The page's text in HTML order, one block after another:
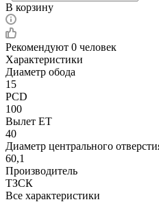
В корзину
Рекомендуют 0 человек
Характеристики
Диаметр обода
15
PCD
100
Вылет ET
40
Диаметр центрального
60,1
Производитель
ТЗСК
Все характеристики